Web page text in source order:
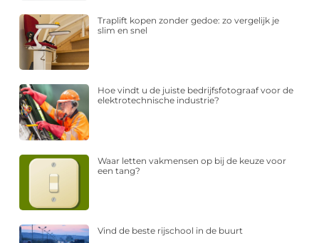
Traplift kopen zonder gedoe: zo vergelijk je
slim en snel
Hoe vindt u de juiste bedrijfsfotograaf voor de
elektrotechnische industrie?
Waar letten vakmensen op bij de keuze voor
een tang?
Vind de beste rijschool in de buurt